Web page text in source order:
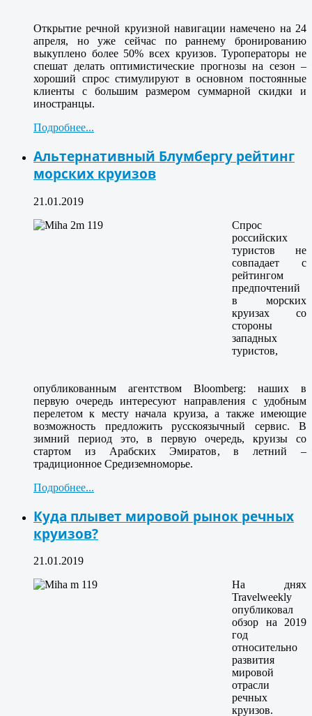
Открытие речной круизной навигации намечено на 24
апреля, но уже сейчас по раннему бронированию
выкуплено более 50% всех круизов. Туроператоры не
спешат делать оптимистические прогнозы на сезон –
хороший спрос стимулируют в основном постоянные
клиенты с большим размером суммарной скидки и
иностранцы.
Подробнее...
Альтернативный Блумбергу рейтинг
морских круизов
21.01.2019
Спрос
российских
туристов не
совпадает с
рейтингом
предпочтений
в морских
круизах со
стороны
западных
туристов,
опубликованным агентством Bloomberg: наших в
первую очередь интересуют направления с удобным
перелетом к месту начала круиза, а также имеющие
возможность предложить русскоязычный сервис. В
зимний период это, в первую очередь, круизы со
стартом из Арабских Эмиратов, в летний –
традиционное Средиземноморье.
Подробнее...
Куда плывет мировой рынок речных
круизов?
21.01.2019
На днях
Travelweekly
опубликовал
обзор на 2019
год
относительно
развития
мировой
отрасли
речных
круизов.